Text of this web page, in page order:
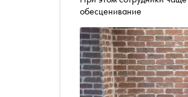
обесценивание